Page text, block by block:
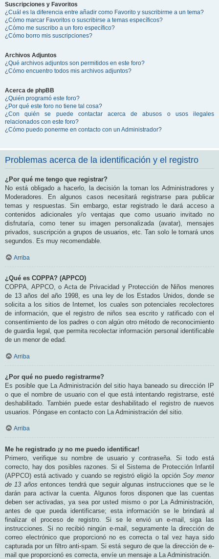
Suscripciones y Favoritos
¿Cuál es la diferencia entre añadir como Favorito y suscribirme a un tema?
¿Cómo marcar Favoritos o suscribirse a temas específicos?
¿Cómo me suscribo a un foro específico?
¿Cómo borro mis suscripciones?
Archivos Adjuntos
¿Qué archivos adjuntos son permitidos en este foro?
¿Cómo encuentro todos mis archivos adjuntos?
Acerca de phpBB
¿Quién programó este foro?
¿Por qué este foro no tiene tal cosa?
¿Con quién se puede contactar acerca de abusos o usos ilegales
relacionados con este foro?
¿Cómo puedo ponerme en contacto con un Administrador?
Problemas acerca de la identificación y el registro
¿Por qué me tengo que registrar?
No está obligado a hacerlo, la decisión la toman los Administradores y
Moderadores. En algunos casos necesitará registrarse para publicar
temas y respuestas. Sin embargo, estar registrado le dará acceso a
contenidos adicionales y/o ventajas que como usuario invitado no
disfrutaría, como tener su imagen personalizada (avatar), mensajes
privados, suscripción a grupos de usuarios, etc. Tan solo le tomará unos
segundos. Es muy recomendable.
Arriba
¿Qué es COPPA? (APPCO)
COPPA, APPCO, o Acta de Privacidad y Protección de Niños menores
de 13 años del año 1998, es una ley de los Estados Unidos, donde se
solicita a los sitios de Internet, los cuales son potenciales recolectores
de información, que el registro de niños sea escrito y ratificado con el
consentimiento de los padres o con algún otro método de reconocimiento
de guardia legal, que permita recolectar información personal identificable
de un menor de edad.
Arriba
¿Por qué no puedo registrarme?
Es posible que La Administración del sitio haya baneado su dirección IP
o que el nombre de usuario con el que está intentando registrarse, esté
deshabilitado. También puede estar deshabilitado el registro de nuevos
usuarios. Póngase en contacto con La Administración del sitio.
Arriba
Me he registrado ¡y no me puedo identificar!
Primero, verifique su nombre de usuario y contraseña. Si todo está
correcto, hay dos posibles razones. Si el Sistema de Protección Infantil
(APPCO) está activado y cuando se registró eligió la opción Soy menor
de 13 años entonces tendrá que seguir algunas instrucciones que se le
darán para activar la cuenta. Algunos foros disponen que las cuentas
deben ser activadas, ya sea por usted mismo o por La Administración,
antes de que pueda identificarse; esta información se le brindará al
finalizar el proceso de registro. Si se le envió un e-mail, siga las
instrucciones. Si no recibió ningún e-mail, seguramente la dirección de
correo electrónico que proporcionó no es correcta o tal vez haya sido
capturada por un filtro anti-spam. Si está seguro de que la dirección de e-
mail que proporcionó es correcta, envíe un mensaje a La Administración.